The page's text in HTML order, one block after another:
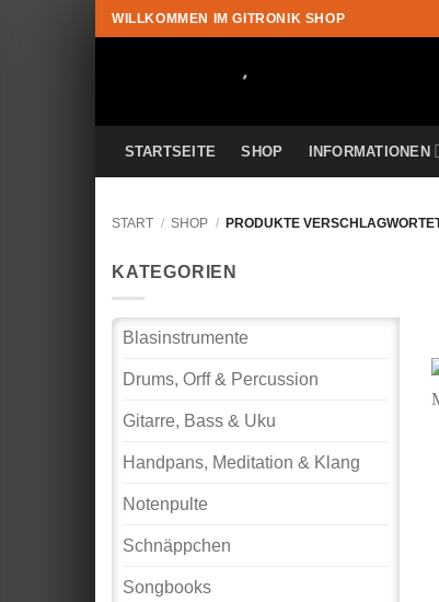
Zum
Inhalt
WILLKOMMEN IM GITRONIK SHOP
STARTSEITE SHOP INFORMATIONEN
START / SHOP / PRODUKTE
KATEGORIEN
Blasinstrumente
Drums, Orff & Percussion
Gitarre, Bass & Uku
Handpans, Meditation & Klang
Notenpulte
Schnäppchen
Songbooks